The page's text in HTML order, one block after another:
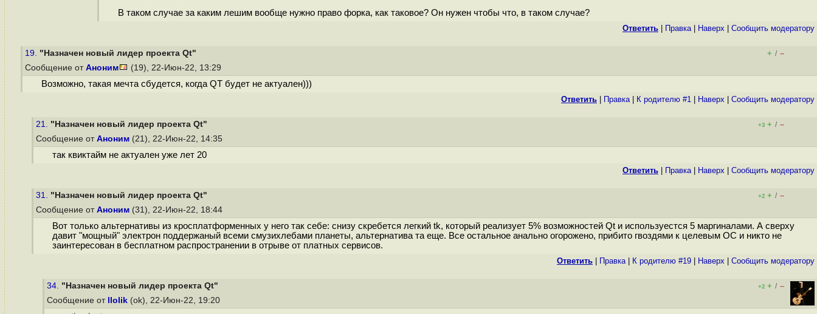
В таком случае за каким лешим вообще нужно право форка, как таковое? Он нужен чтобы что, в таком случае?
Ответить Правка| Наверх Cообщить модератору
19. "Назначен новый лидер проекта Qt" + / –
Сообщение от Аноним (19), 22-Июн-22, 13:29
Возможно, такая мечта сбудется, когда QT будет не актуален)))
Ответить Правка| К родителю #1 Наверх Cообщить модератору
21. "Назначен новый лидер проекта Qt" +3 + / –
Сообщение от Аноним (21), 22-Июн-22, 14:35
так квиктайм не актуален уже лет 20
Ответить Правка| Наверх Cообщить модератору
31. "Назначен новый лидер проекта Qt" +2 + / –
Сообщение от Аноним (31), 22-Июн-22, 18:44
Вот только альтернативы из кросплатформенных у него так себе: снизу скребется легкий tk, который реализует 5% возможностей Qt и используестся 5 маргиналами. А сверху
давит "мощный" электрон поддержаный всеми смузихлебами планеты, альтернатива та еще. Все остальное анально огорожено, прибито гвоздями к целевым ОС и никто не
заинтересован в бесплатном распространении в отрыве от платных сервисов.
Ответить Правка| К родителю #19 Наверх Cообщить модератору
34. "Назначен новый лидер проекта Qt" +2 + / –
Сообщение от
llolik (ok), 22-Июн-22, 19:20